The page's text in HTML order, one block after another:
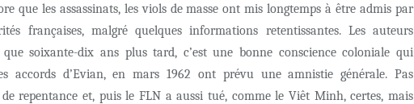
que les assassinats, les viols de masse ont mis longtemps à être admis par
françaises, malgré quelques informations retentissantes. Les auteurs
que soixante-dix ans plus tard, c’est une bonne conscience coloniale qui
accords d’Evian, en mars 1962 ont prévu une amnistie générale. Pas
repentance et, puis le FLN a aussi tué, comme le Viêt Minh, certes, mais